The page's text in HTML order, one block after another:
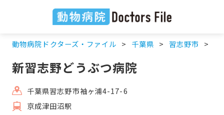
動物病院ドクターズ・ファイル 千葉県 習志野市
新習志野どうぶつ病院
千葉県習志野市袖ヶ浦4-17-6
京成津田沼駅